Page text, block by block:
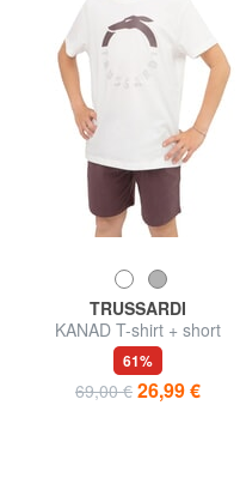
TRUSSARDI
KANAD T-shirt + short
61%
69,00 € 26,99 €